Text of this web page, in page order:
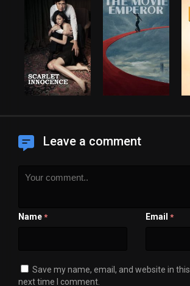
Leave a comment
Name * Email *
Save my name, email, and website in
next time I comment.